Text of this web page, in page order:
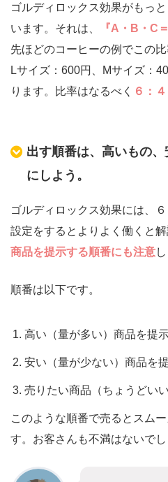
ゴルディロックス効果がもっ
います。それは、
『A・B・C
先ほどのコーヒーの例でこの
Lサイズ：600円、Mサイズ：
ります。比率はなるべく ６：
出す順番は、高いもの
にしよう。
ゴルディロックス効果には、
設定をするとよりよく働くと
商品を提示する順番にも注意
順番は以下です。
高い（量が多い）商品を提
安い（量が少ない）商品を
売りたい商品（ちょうどい
このような順番で売るとスム
す。お客さんも不満はないでし